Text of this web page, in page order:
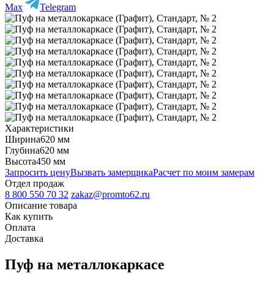
Max Telegram
Характеристики
Ширина620 мм
Глубина620 мм
Высота450 мм
Запросить ценуВызвать замерщикаРасчет по моим замерам
Отдел продаж
8 800 550 70 32 zakaz@promto62.ru
Описание товара
Как купить
Оплата
Доставка
Пуф на металлокаркасе